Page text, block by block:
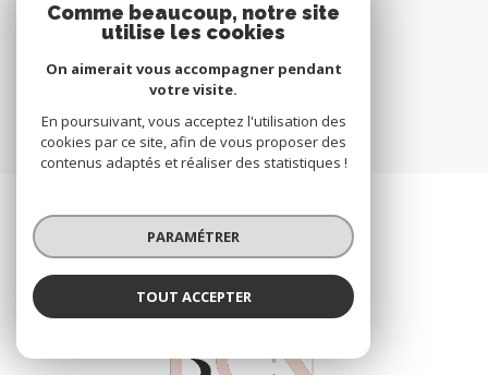
VOIR TOUS LES BIENS À L'ISLE-ADAM
Comme beaucoup, notre site
utilise les cookies
On aimerait vous accompagner pendant
votre visite.
En poursuivant, vous acceptez l'utilisation des
cookies par ce site, afin de vous proposer des
contenus adaptés et réaliser des statistiques !
PARAMÉTRER
TOUT ACCEPTER